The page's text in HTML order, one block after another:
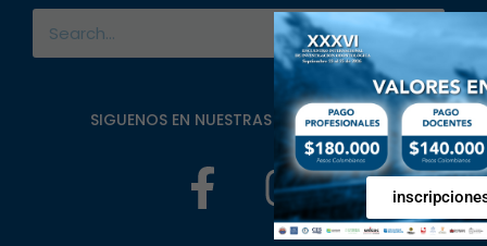
SIGUENOS EN NUESTRAS REDES SOCIALES